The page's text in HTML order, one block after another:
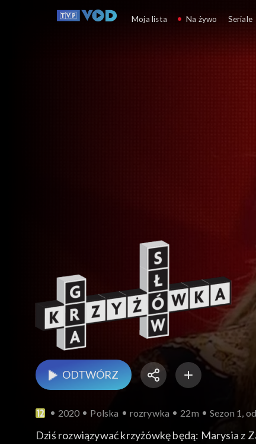
ODTWÓRZ
2020 Polska rozrywka 22m Sezon 1,
Dziś rozwiązywać krzyżówkę będą: Marysia z
Moja lista Na żywo Seriale